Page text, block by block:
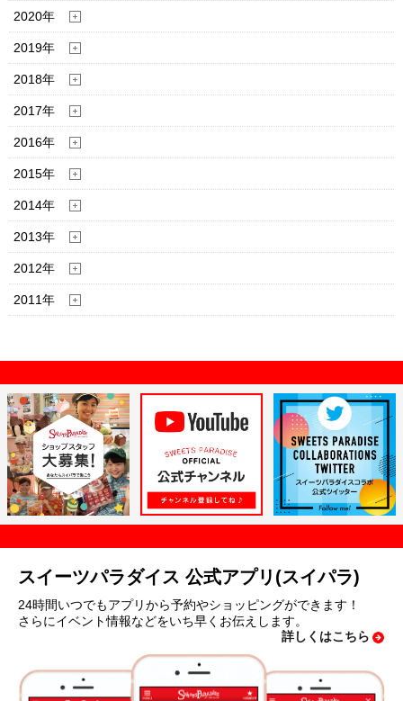
2020年
2019年
2018年
2017年
2016年
2015年
2014年
2013年
2012年
2011年
スイーツパラダイス 公式アプリ(スイパラ)
24時間いつでもアプリから予約やショッピングができます！
さらにイベント情報などをいち早くお伝えします。
詳しくはこちら